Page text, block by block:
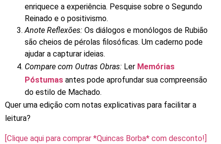
enriquece a experiência. Pesquise sobre o Segundo
Reinado e o positivismo.
Anote Reflexões: Os diálogos e monólogos de Rubião
são cheios de pérolas filosóficas. Um caderno pode
ajudar a capturar ideias.
Compare com Outras Obras: Ler Memórias
Póstumas antes pode aprofundar sua compreensão
do estilo de Machado.
Quer uma edição com notas explicativas para facilitar a
leitura?
[Clique aqui para comprar *Quincas Borba* com desconto!]